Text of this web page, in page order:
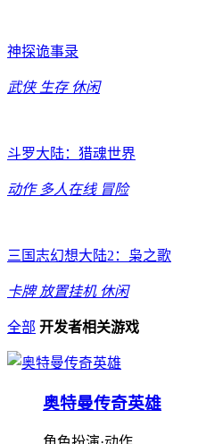
神探诡事录
武侠 生存 休闲
斗罗大陆：猎魂世界
动作 多人在线 冒险
三国志幻想大陆2：枭之歌
卡牌 放置挂机 休闲
全部 开发者相关游戏
奥特曼传奇英雄